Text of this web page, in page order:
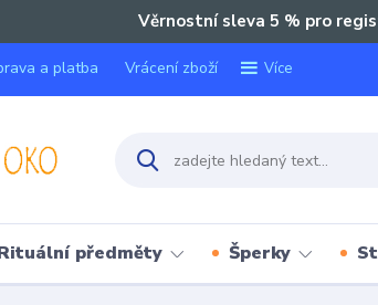
Věrnostní sleva 5 % pro
a platba Vrácení zboží Více
předměty Šperky